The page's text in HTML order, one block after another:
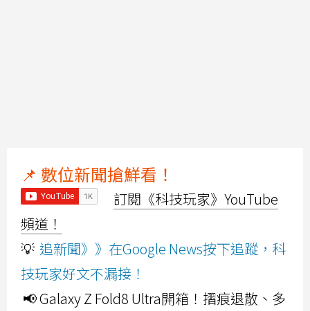
📌 數位新聞搶鮮看！
訂閱《科技玩家》YouTube
頻道！
💡 追新聞》》在Google News按下追蹤，科
技玩家好文不漏接！
📢 Galaxy Z Fold8 Ultra開箱！摺痕退散、多